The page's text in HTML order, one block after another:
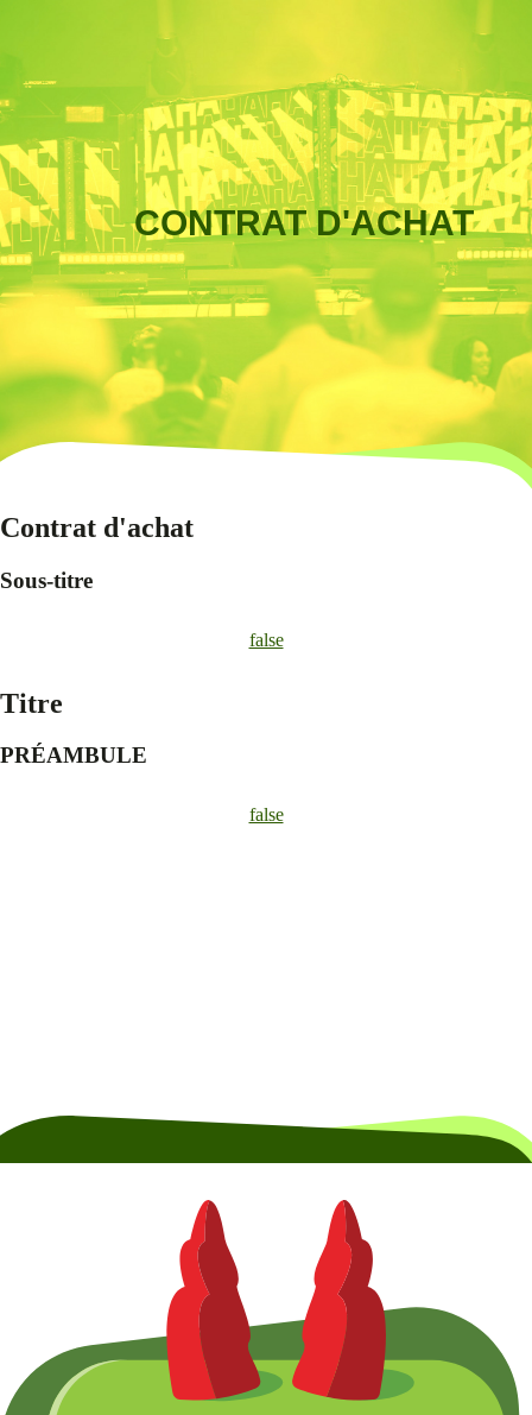
CONTRAT D'ACHAT
Contrat d'achat
Sous-titre
false
Titre
PRÉAMBULE
false